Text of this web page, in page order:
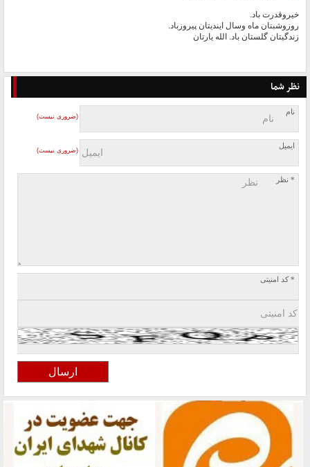
خیروقدرت باد.
روزوشبتان ماه وسال ایندیتان پیروزباد.
زندگیتان گلستان باد. الله یارتان
نظر شما
نام
(ضروری نیست)
ایمیل
(ضروری نیست)
* نظر
* کد امنیتی